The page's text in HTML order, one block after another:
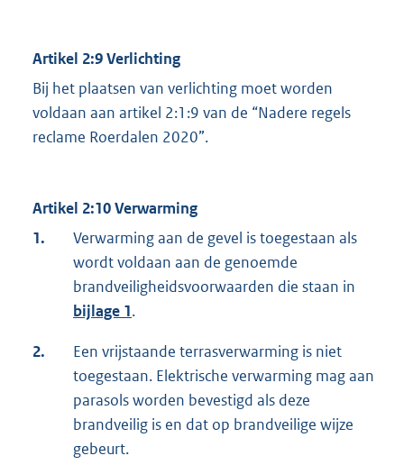
Artikel 2:9 Verlichting
Bij het plaatsen van verlichting moet worden
voldaan aan artikel 2:1:9 van de “Nadere regels
reclame Roerdalen 2020”.
Artikel 2:10 Verwarming
1.
Verwarming aan de gevel is toegestaan als
wordt voldaan aan de genoemde
brandveiligheidsvoorwaarden die staan in
bijlage 1.
2.
Een vrijstaande terrasverwarming is niet
toegestaan. Elektrische verwarming mag aan
parasols worden bevestigd als deze
brandveilig is en dat op brandveilige wijze
gebeurt.